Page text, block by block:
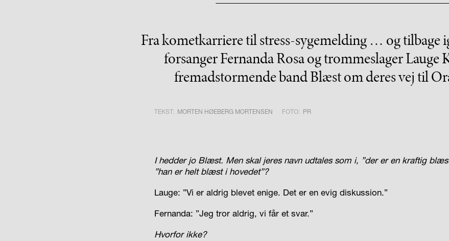
Fra kometkarriere til stress-sygemelding … og tilbage
forsanger Fernanda Rosa og trommeslager
fremadstormende band Blæst om deres vej til
TEKST: MORTEN HØEBERG MORTENSEN FOTO: PR
I hedder jo Blæst. Men skal jeres navn udtales som i, ”der er en kraftig
”han er helt blæst i hovedet”?
Lauge: ”Vi er aldrig blevet enige. Det er en evig diskussion.”
Fernanda: ”Jeg tror aldrig, vi får et svar.”
Hvorfor ikke?